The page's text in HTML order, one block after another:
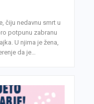
čiju nedavnu smrt u
potpunu zabranu
U njima je žena,
da je…